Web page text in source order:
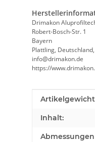
Drimakon
Robert-Bosch-Str. 1
Bayern
Plattling,
info@drimakon.de
https://
Wert
Inhalt: